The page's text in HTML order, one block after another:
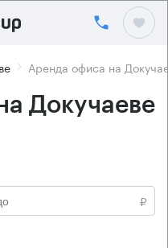
Аренда офиса на
Докучаеве
₽